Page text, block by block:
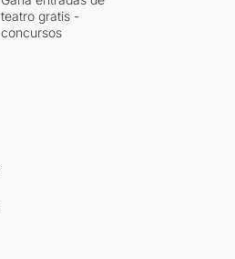
teatro gratis -
concursos